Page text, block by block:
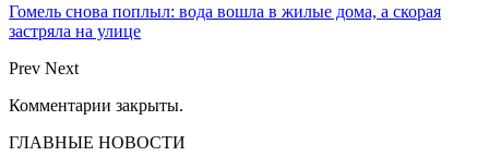
Гомель снова поплыл: вода вошла в жилые дома, а скорая
застряла на улице
Prev Next
Комментарии закрыты.
ГЛАВНЫЕ НОВОСТИ